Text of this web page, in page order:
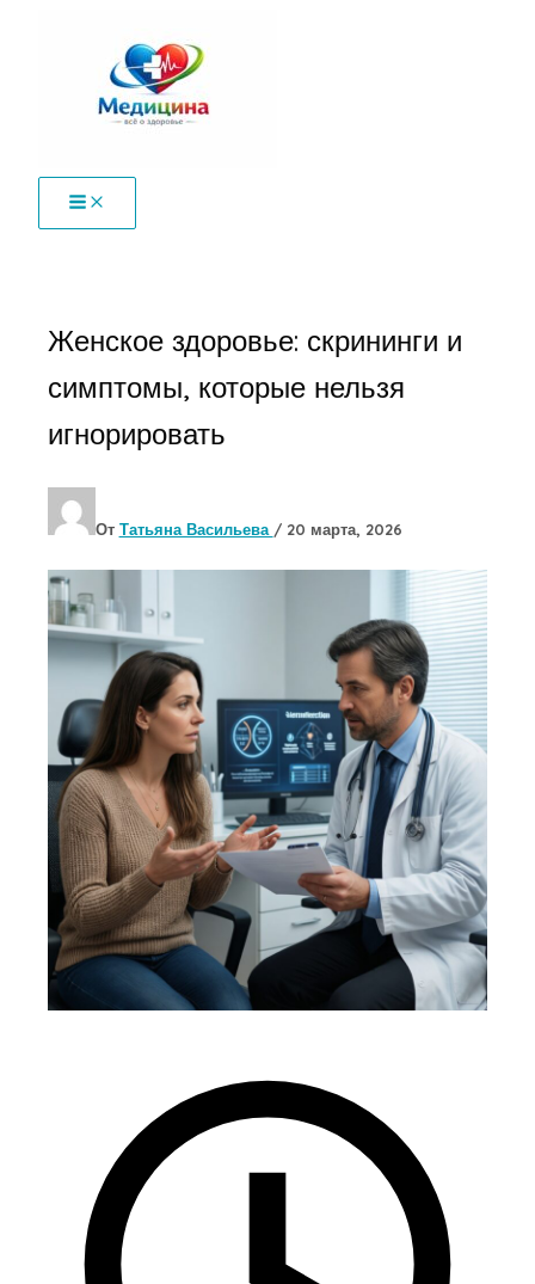
содержимому
Женское здоровье: скрининги и
симптомы, которые нельзя
игнорировать
От Татьяна Васильева / 20 марта, 2026